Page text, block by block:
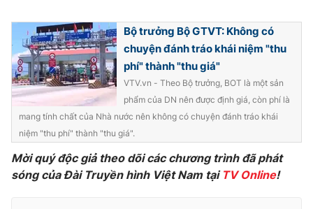
Bộ trưởng Bộ GTVT: Không có
chuyện đánh tráo khái niệm "thu
phí" thành "thu giá"
VTV.vn - Theo Bộ trưởng, BOT là một sản
phẩm của DN nên được định giá, còn phí là
mang tính chất của Nhà nước nên không có chuyện đánh tráo khái
niệm "thu phí" thành "thu giá".
Mời quý độc giả theo dõi các chương trình đã phát
sóng của Đài Truyền hình Việt Nam tại TV Online!